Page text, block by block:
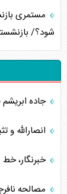
مستمری
شود؟/
جاده
انصارالله و
خبرنگار،
مصالحه